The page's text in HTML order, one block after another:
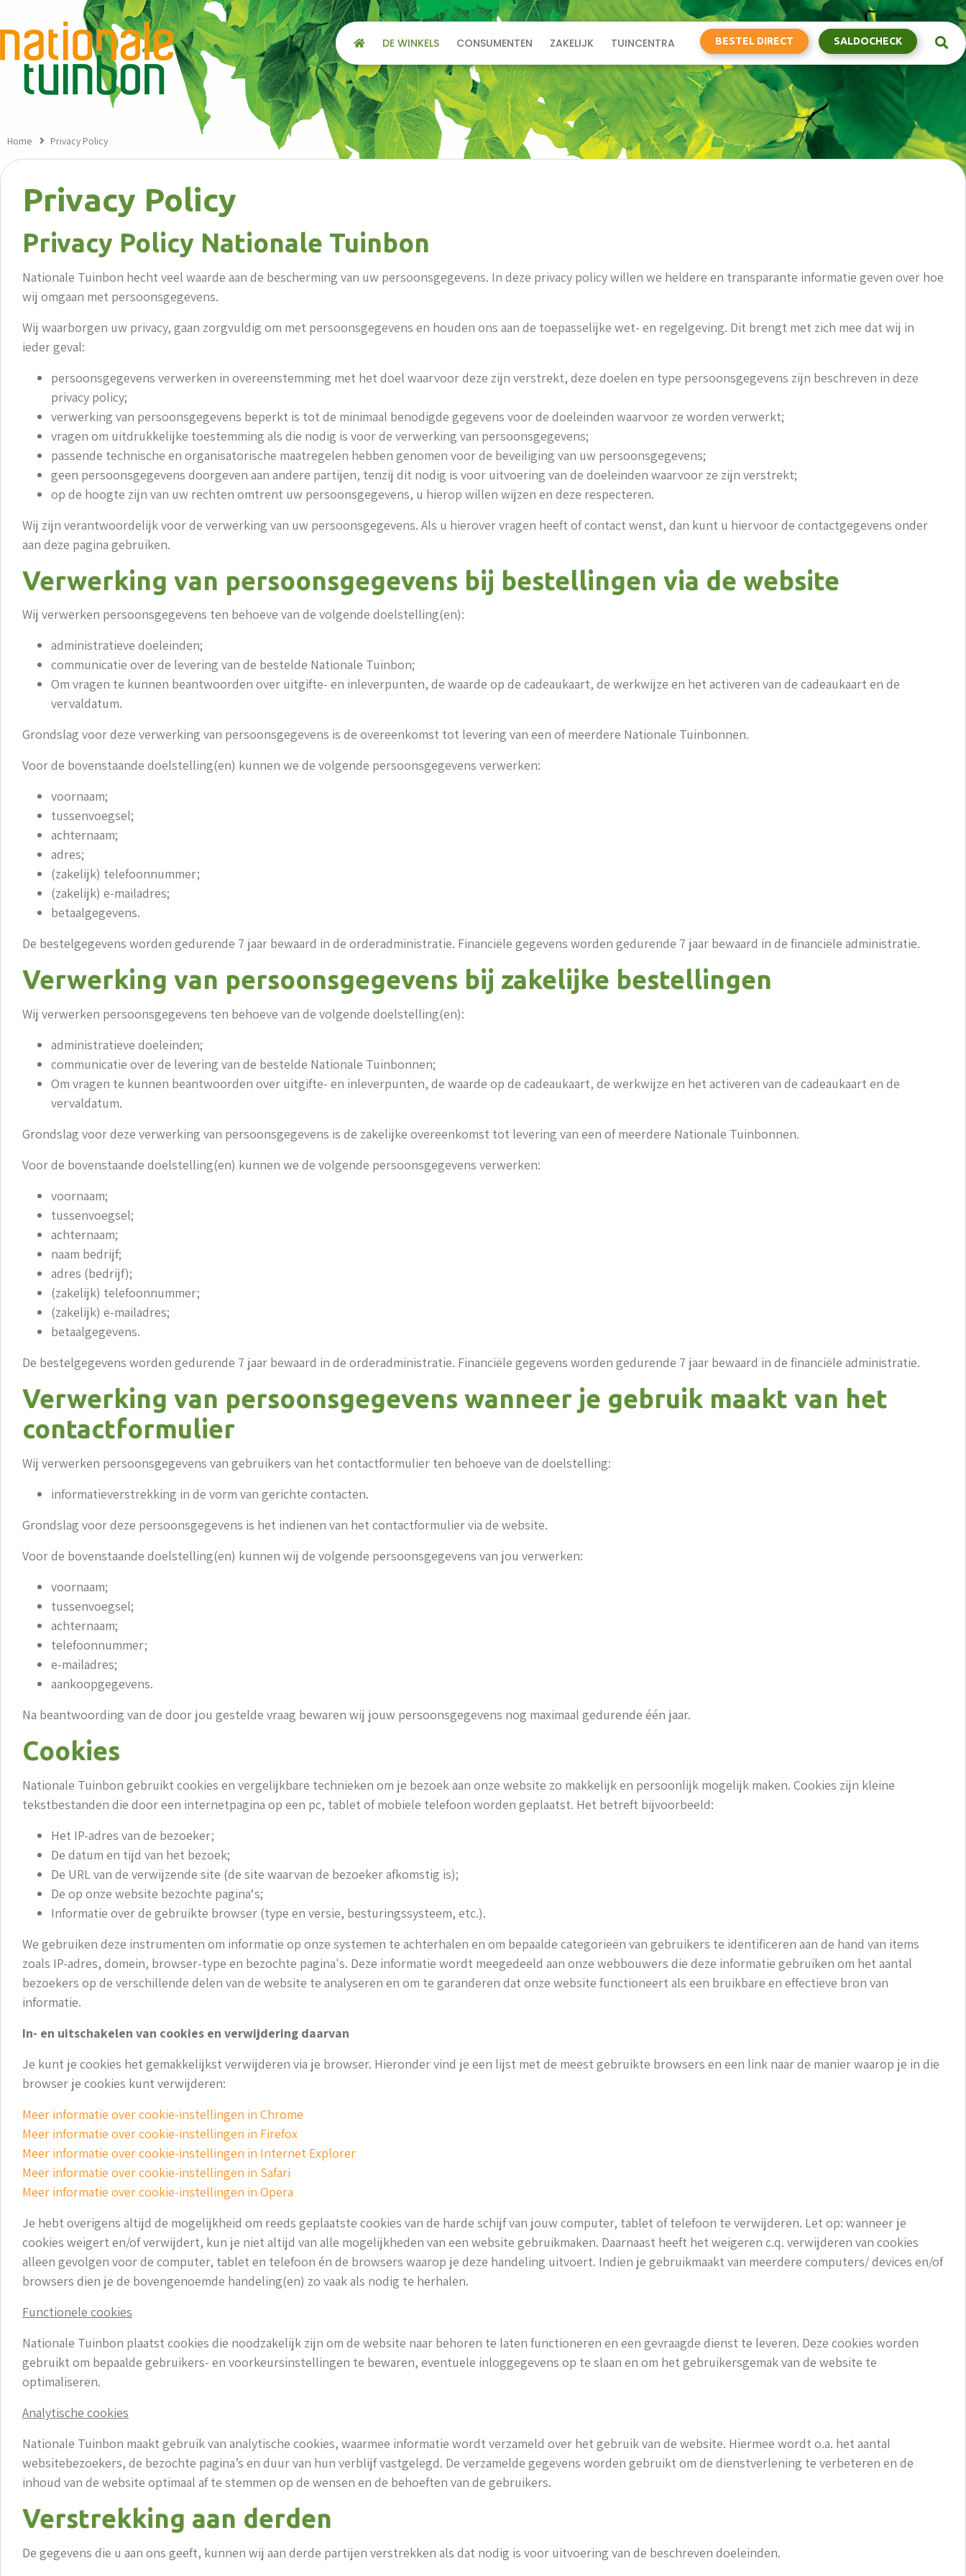
DE WINKELS CONSUMENTEN ZAKELIJK TUINCENTRA BESTEL DIRECT SALDOCHECK
Home Privacy Policy
Privacy Policy
Privacy Policy Nationale Tuinbon
Nationale Tuinbon hecht veel waarde aan de bescherming van uw persoonsgegevens. In deze privacy policy willen we heldere en transparante informatie geven over hoe
wij omgaan met persoonsgegevens.
Wij waarborgen uw privacy, gaan zorgvuldig om met persoonsgegevens en houden ons aan de toepasselijke wet- en regelgeving. Dit brengt met zich mee dat wij in
ieder geval:
persoonsgegevens verwerken in overeenstemming met het doel waarvoor deze zijn verstrekt, deze doelen en type persoonsgegevens zijn beschreven in deze
privacy policy;
verwerking van persoonsgegevens beperkt is tot de minimaal benodigde gegevens voor de doeleinden waarvoor ze worden verwerkt;
vragen om uitdrukkelijke toestemming als die nodig is voor de verwerking van persoonsgegevens;
passende technische en organisatorische maatregelen hebben genomen voor de beveiliging van uw persoonsgegevens;
geen persoonsgegevens doorgeven aan andere partijen, tenzij dit nodig is voor uitvoering van de doeleinden waarvoor ze zijn verstrekt;
op de hoogte zijn van uw rechten omtrent uw persoonsgegevens, u hierop willen wijzen en deze respecteren.
Wij zijn verantwoordelijk voor de verwerking van uw persoonsgegevens. Als u hierover vragen heeft of contact wenst, dan kunt u hiervoor de contactgegevens onder
aan deze pagina gebruiken.
Verwerking van persoonsgegevens bij bestellingen via de website
Wij verwerken persoonsgegevens ten behoeve van de volgende doelstelling(en):
administratieve doeleinden;
communicatie over de levering van de bestelde Nationale Tuinbon;
Om vragen te kunnen beantwoorden over uitgifte- en inleverpunten, de waarde op de cadeaukaart, de werkwijze en het activeren van de cadeaukaart en de
vervaldatum.
Grondslag voor deze verwerking van persoonsgegevens is de overeenkomst tot levering van een of meerdere Nationale Tuinbonnen.
Voor de bovenstaande doelstelling(en) kunnen we de volgende persoonsgegevens verwerken:
voornaam;
tussenvoegsel;
achternaam;
adres;
(zakelijk) telefoonnummer;
(zakelijk) e-mailadres;
betaalgegevens.
De bestelgegevens worden gedurende 7 jaar bewaard in de orderadministratie. Financiële gegevens worden gedurende 7 jaar bewaard in de financiële administratie.
Verwerking van persoonsgegevens bij zakelijke bestellingen
Wij verwerken persoonsgegevens ten behoeve van de volgende doelstelling(en):
administratieve doeleinden;
communicatie over de levering van de bestelde Nationale Tuinbonnen;
Om vragen te kunnen beantwoorden over uitgifte- en inleverpunten, de waarde op de cadeaukaart, de werkwijze en het activeren van de cadeaukaart en de
vervaldatum.
Grondslag voor deze verwerking van persoonsgegevens is de zakelijke overeenkomst tot levering van een of meerdere Nationale Tuinbonnen.
Voor de bovenstaande doelstelling(en) kunnen we de volgende persoonsgegevens verwerken:
voornaam;
tussenvoegsel;
achternaam;
naam bedrijf;
adres (bedrijf);
(zakelijk) telefoonnummer;
(zakelijk) e-mailadres;
betaalgegevens.
De bestelgegevens worden gedurende 7 jaar bewaard in de orderadministratie. Financiële gegevens worden gedurende 7 jaar bewaard in de financiële administratie.
Verwerking van persoonsgegevens wanneer je gebruik maakt van het
contactformulier
Wij verwerken persoonsgegevens van gebruikers van het contactformulier ten behoeve van de doelstelling:
informatieverstrekking in de vorm van gerichte contacten.
Grondslag voor deze persoonsgegevens is het indienen van het contactformulier via de website.
Voor de bovenstaande doelstelling(en) kunnen wij de volgende persoonsgegevens van jou verwerken:
voornaam;
tussenvoegsel;
achternaam;
telefoonnummer;
e-mailadres;
aankoopgegevens.
Na beantwoording van de door jou gestelde vraag bewaren wij jouw persoonsgegevens nog maximaal gedurende één jaar.
Cookies
Nationale Tuinbon gebruikt cookies en vergelijkbare technieken om je bezoek aan onze website zo makkelijk en persoonlijk mogelijk maken. Cookies zijn kleine
tekstbestanden die door een internetpagina op een pc, tablet of mobiele telefoon worden geplaatst. Het betreft bijvoorbeeld:
Het IP-adres van de bezoeker;
De datum en tijd van het bezoek;
De URL van de verwijzende site (de site waarvan de bezoeker afkomstig is);
De op onze website bezochte pagina‘s;
Informatie over de gebruikte browser (type en versie, besturingssysteem, etc.).
We gebruiken deze instrumenten om informatie op onze systemen te achterhalen en om bepaalde categorieën van gebruikers te identificeren aan de hand van items
zoals IP-adres, domein, browser-type en bezochte pagina's. Deze informatie wordt meegedeeld aan onze webbouwers die deze informatie gebruiken om het aantal
bezoekers op de verschillende delen van de website te analyseren en om te garanderen dat onze website functioneert als een bruikbare en effectieve bron van
informatie.
In- en uitschakelen van cookies en verwijdering daarvan
Je kunt je cookies het gemakkelijkst verwijderen via je browser. Hieronder vind je een lijst met de meest gebruikte browsers en een link naar de manier waarop je in die
browser je cookies kunt verwijderen:
Meer informatie over cookie-instellingen in Chrome
Meer informatie over cookie-instellingen in Firefox
Meer informatie over cookie-instellingen in Internet Explorer
Meer informatie over cookie-instellingen in Safari
Meer informatie over cookie-instellingen in Opera
Je hebt overigens altijd de mogelijkheid om reeds geplaatste cookies van de harde schijf van jouw computer, tablet of telefoon te verwijderen. Let op: wanneer je
cookies weigert en/of verwijdert, kun je niet altijd van alle mogelijkheden van een website gebruikmaken. Daarnaast heeft het weigeren c.q. verwijderen van cookies
alleen gevolgen voor de computer, tablet en telefoon én de browsers waarop je deze handeling uitvoert. Indien je gebruikmaakt van meerdere computers/ devices en/of
browsers dien je de bovengenoemde handeling(en) zo vaak als nodig te herhalen.
Functionele cookies
Nationale Tuinbon plaatst cookies die noodzakelijk zijn om de website naar behoren te laten functioneren en een gevraagde dienst te leveren. Deze cookies worden
gebruikt om bepaalde gebruikers- en voorkeursinstellingen te bewaren, eventuele inloggegevens op te slaan en om het gebruikersgemak van de website te
optimaliseren.
Analytische cookies
Nationale Tuinbon maakt gebruik van analytische cookies, waarmee informatie wordt verzameld over het gebruik van de website. Hiermee wordt o.a. het aantal
websitebezoekers, de bezochte pagina’s en duur van hun verblijf vastgelegd. De verzamelde gegevens worden gebruikt om de dienstverlening te verbeteren en de
inhoud van de website optimaal af te stemmen op de wensen en de behoeften van de gebruikers.
Verstrekking aan derden
De gegevens die u aan ons geeft, kunnen wij aan derde partijen verstrekken als dat nodig is voor uitvoering van de beschreven doeleinden.